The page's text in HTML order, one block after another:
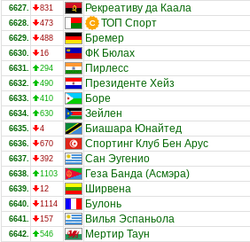
6627. 831 Рекреативу да Каала
6628. 473 ТОП Спорт
6629. 488 Бремер
6630. 16 ФК Бюлах
6631. 294 Пирлесс
6632. 490 Президенте Хейз
6633. 410 Боре
6634. 630 Зейлен
6635. 4 Биашара Юнайтед
6636. 670 Спортинг Клуб Бен Арус
6637. 392 Сан Эугенио
6638. 1103 Геза Банда (Асмэра)
6639. 12 Ширвена
6640. 1114 Булонь
6641. 157 Вилья Эспаньола
6642. 546 Мертир Таун